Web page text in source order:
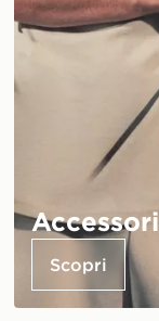
Accessori
Scopri